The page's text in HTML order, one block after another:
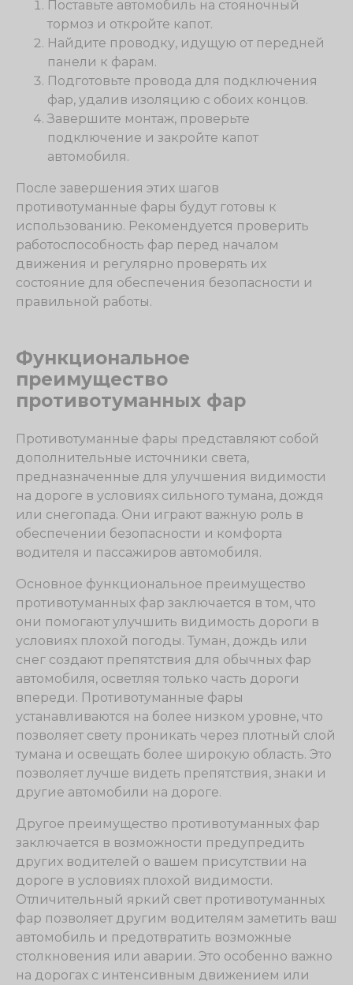
Поставьте автомобиль на стояночный
тормоз и откройте капот.
Найдите проводку, идущую от передней
панели к фарам.
Подготовьте провода для подключения
фар, удалив изоляцию с обоих концов.
Завершите монтаж, проверьте
подключение и закройте капот
автомобиля.
После завершения этих шагов
противотуманные фары будут готовы к
использованию. Рекомендуется проверить
работоспособность фар перед началом
движения и регулярно проверять их
состояние для обеспечения безопасности и
правильной работы.
Функциональное
преимущество
противотуманных фар
Противотуманные фары представляют собой
дополнительные источники света,
предназначенные для улучшения видимости
на дороге в условиях сильного тумана, дождя
или снегопада. Они играют важную роль в
обеспечении безопасности и комфорта
водителя и пассажиров автомобиля.
Основное функциональное преимущество
противотуманных фар заключается в том, что
они помогают улучшить видимость дороги в
условиях плохой погоды. Туман, дождь или
снег создают препятствия для обычных фар
автомобиля, осветляя только часть дороги
впереди. Противотуманные фары
устанавливаются на более низком уровне, что
позволяет свету проникать через плотный слой
тумана и освещать более широкую область. Это
позволяет лучше видеть препятствия, знаки и
другие автомобили на дороге.
Другое преимущество противотуманных фар
заключается в возможности предупредить
других водителей о вашем присутствии на
дороге в условиях плохой видимости.
Отличительный яркий свет противотуманных
фар позволяет другим водителям заметить ваш
автомобиль и предотвратить возможные
столкновения или аварии. Это особенно важно
на дорогах с интенсивным движением или